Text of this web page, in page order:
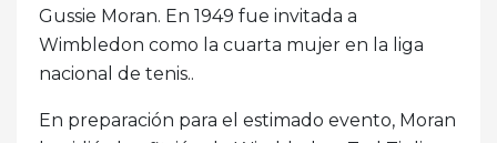
Gussie Moran. En 1949 fue invitada a
Wimbledon como la cuarta mujer en la liga
nacional de tenis..
En preparación para el estimado evento, Moran